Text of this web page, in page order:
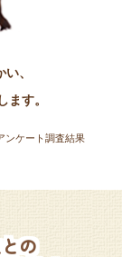
、
ます。
ンケート調査結果
の